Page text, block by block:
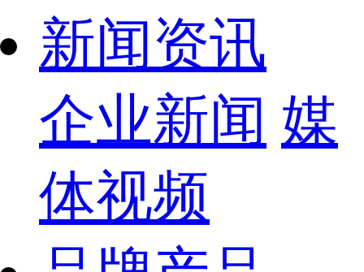
新闻资讯
企业新闻 媒
体视频